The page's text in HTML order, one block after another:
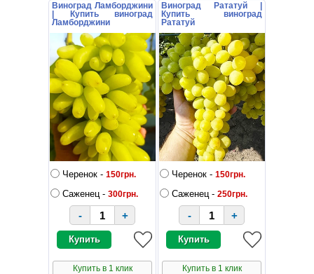
Виноград Ламборджини
| Купить виноград
Ламборджини
Черенок - 150грн.
Саженец - 300грн.
- +
Купить в 1 клик
Виноград Рататуй |
Купить виноград
Рататуй
Черенок - 150грн.
Саженец - 250грн.
- +
Купить в 1 клик